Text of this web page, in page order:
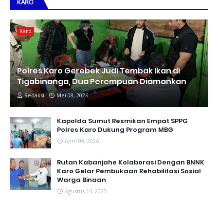
KARO
Karo
Polres Karo Gerebek Judi Tembak Ikan di
Tigabinanga, Dua Perempuan Diamankan
Redaksi Mei 08, 2026
Kapolda Sumut Resmikan Empat SPPG
Polres Karo Dukung Program MBG
April 09, 2026
Rutan Kabanjahe Kolaborasi Dengan BNNK
Karo Gelar Pembukaan Rehabilitasi Sosial
Warga Binaan
Agustus 14, 2025